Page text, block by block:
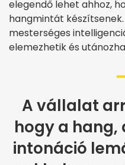
elegendő lehet ahhoz,
hangmintát
mesterséges
elemezhetik és
A vállalat
hogy a hang,
intonáció